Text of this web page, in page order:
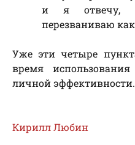
и я отвечу,
перезваниваю
Уже эти четыре
время
личной эффективности.
Кирилл Любин